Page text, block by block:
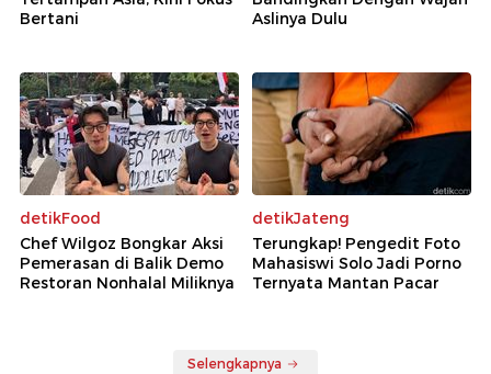
Bertani
Aslinya Dulu
detikFood
Chef Wilgoz Bongkar Aksi
Pemerasan di Balik Demo
Restoran Nonhalal Miliknya
detikJateng
Terungkap! Pengedit Foto
Mahasiswi Solo Jadi Porno
Ternyata Mantan Pacar
Selengkapnya